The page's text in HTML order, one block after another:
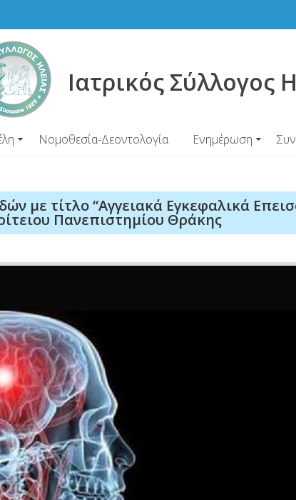
Ιατρικός Σύλλογος
Νομοθεσία-Δεοντολογία Ενημέρωση
με τίτλο “Αγγειακά Εγκεφαλικά
Πανεπιστημίου Θράκης